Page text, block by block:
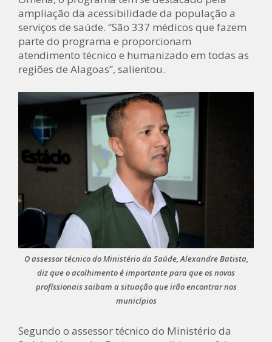
ampliação da acessibilidade da população a
serviços de saúde. “São 337 médicos que fazem
parte do programa e proporcionam
atendimento técnico e humanizado em todas as
regiões de Alagoas”, salientou.
O assessor técnico do Ministério da Saúde, Alexandre Batista,
diz que o acolhimento é importante para que os novos
profissionais saibam a situação que irão encontrar nos
municípios
Segundo o assessor técnico do Ministério da